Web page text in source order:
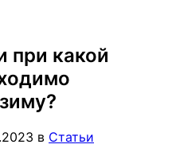
при какой
в Статьи